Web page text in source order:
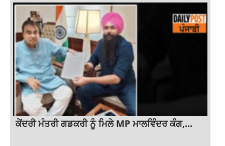
ਕੇਂਦਰੀ ਮੰਤਰੀ ਗਡਕਰੀ ਨੂੰ ਮਿਲੇ MP ਮਾਲਵਿੰਦਰ ਕੰਗ,...